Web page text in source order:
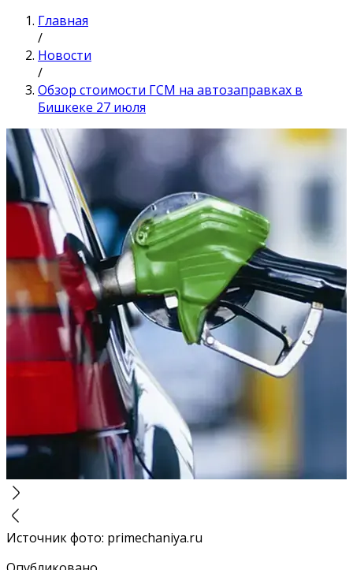
Главная
/
Новости
/
Обзор стоимости ГСМ на автозаправках в
Бишкеке 27 июля
Источник фото: primechaniya.ru